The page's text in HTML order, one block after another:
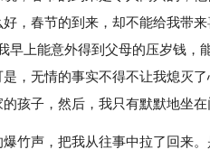
，春节的到来，却不能给我带
早上能意外得到父母的压岁钱
，无情的事实不得不让我熄灭
孩子，然后，我只有默默地坐
爆竹声，把我从往事中拉了回来